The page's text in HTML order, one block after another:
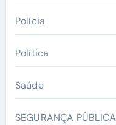
Polícia
Política
Saúde
SEGURANÇA PÚBLICA